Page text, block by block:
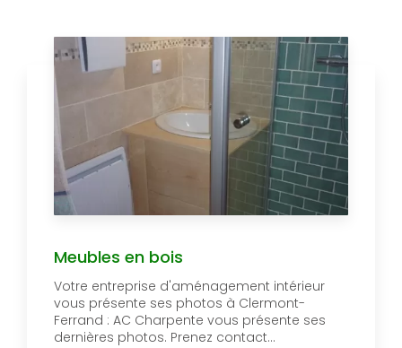
Meubles en bois
Votre entreprise d'aménagement intérieur
vous présente ses photos à Clermont-
Ferrand : AC Charpente vous présente ses
dernières photos. Prenez contact...